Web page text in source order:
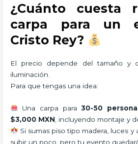
¿Cuánto cuesta
carpa para un
Cristo Rey?
El precio depende del tamaño y
iluminación.
Para que tengas una idea:
Una carpa para30-50
$3,000 MXN , incluyendo montaje y
Si sumas piso tipo madera, luces y
subir un poco, pero tu evento